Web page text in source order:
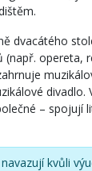
dvacátého
opereta,
divadlo.
– spojují
kvůli